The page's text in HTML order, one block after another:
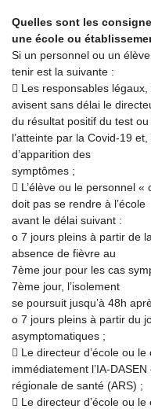
Quelles sont les
une école ou
Si un personnel ou un
tenir est la suivante :
 Les responsables légaux,
avisent sans délai le
du résultat positif du test
l’atteinte par la Covid-19
d’apparition des
symptômes ;
 L’élève ou le personnel
doit pas se rendre à l’école
avant le délai suivant :
o 7 jours pleins à partir de
absence de fièvre au
7ème jour pour les cas
7ème jour, l’isolement
se poursuit jusqu’à 48h
o 7 jours pleins à partir du
asymptomatiques ;
 Le directeur d’école ou
immédiatement l’IA-
régionale de santé (ARS) ;
 Le directeur d’école ou